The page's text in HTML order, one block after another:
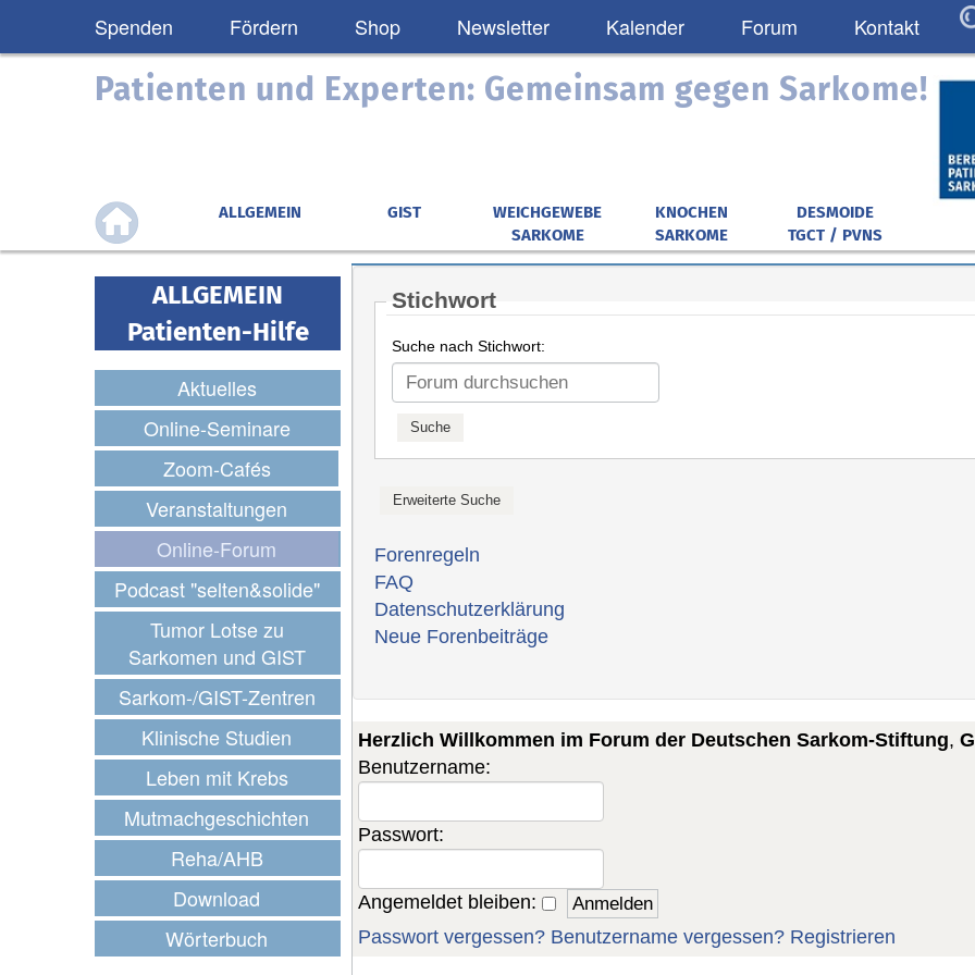
Spenden Fördern Shop Newsletter Kalender Forum Kontakt
Patienten und Experten: Gemeinsam gegen Sarkome!
ALLGEMEIN GIST
WEICHGEWEBE
SARKOME
KNOCHEN
SARKOME
DESMOIDE
TGCT / PVNS
ALLGEMEIN
Patienten-Hilfe
Aktuelles
Online-Seminare
Zoom-Cafés
Veranstaltungen
Online-Forum
Podcast "selten&solide"
Tumor Lotse zu
Sarkomen und GIST
Sarkom-/GIST-Zentren
Klinische Studien
Leben mit Krebs
Mutmachgeschichten
Reha/AHB
Download
Wörterbuch
Stichwort
Suche nach Stichwort:
Forenregeln
FAQ
Datenschutzerklärung
Neue Forenbeiträge
Herzlich Willkommen im Forum der Deutschen Sarkom-Stiftung,
Benutzername:
Passwort:
Angemeldet bleiben:
Passwort vergessen? Benutzername vergessen? Registrieren